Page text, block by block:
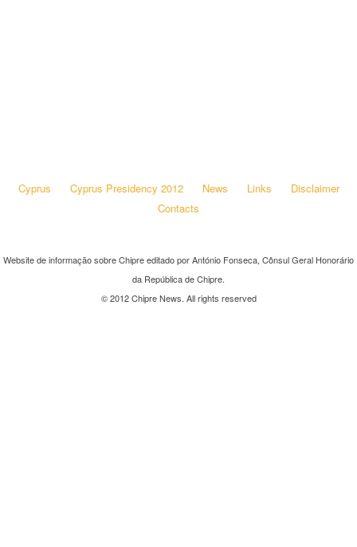
Cyprus Cyprus Presidency 2012 News Links
Disclaimer
Contacts
Website de informação sobre Chipre editado por António Fonseca, Cônsul Geral Honorário
da República de Chipre.
© 2012 Chipre News. All rights reserved